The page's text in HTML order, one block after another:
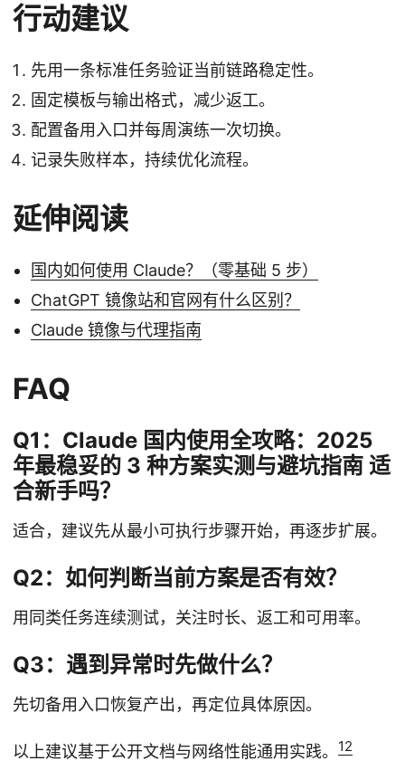
行动建议
先用一条标准任务验证当前链路稳定性。
固定模板与输出格式，减少返工。
配置备用入口并每周演练一次切换。
记录失败样本，持续优化流程。
延伸阅读
国内如何使用 Claude？（零基础 5 步）
ChatGPT 镜像站和官网有什么区别？
Claude 镜像与代理指南
FAQ
Q1：Claude 国内使用全攻略：2025
年最稳妥的 3 种方案实测与避坑指南 适
合新手吗？
适合，建议先从最小可执行步骤开始，再逐步扩展。
Q2：如何判断当前方案是否有效？
用同类任务连续测试，关注时长、返工和可用率。
Q3：遇到异常时先做什么？
先切备用入口恢复产出，再定位具体原因。
以上建议基于公开文档与网络性能通用实践。 12